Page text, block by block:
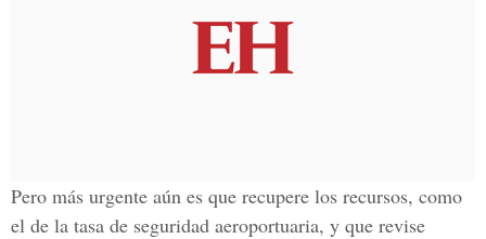
Pero más urgente aún es que recupere los recursos, como
el de la tasa de seguridad aeroportuaria, y que revise